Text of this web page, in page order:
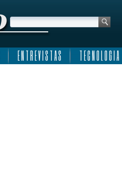
E N T R E V I S T A S T E C N O L O G I A